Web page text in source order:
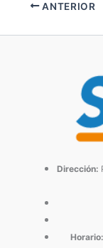
ANTERIOR
Dirección:
Horario: